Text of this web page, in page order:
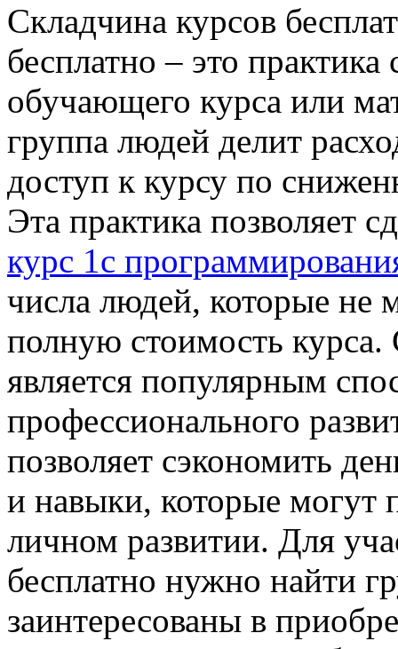
Складчина курсов
бесплатно – это
обучающего курса или
группа людей делит
доступ к курсу по
Эта практика позволяет
курс 1c
числа людей, которые не
полную стоимость курса.
является популярным
профессионального
позволяет сэкономить
и навыки, которые могут
личном развитии. Для
бесплатно нужно найти
заинтересованы в